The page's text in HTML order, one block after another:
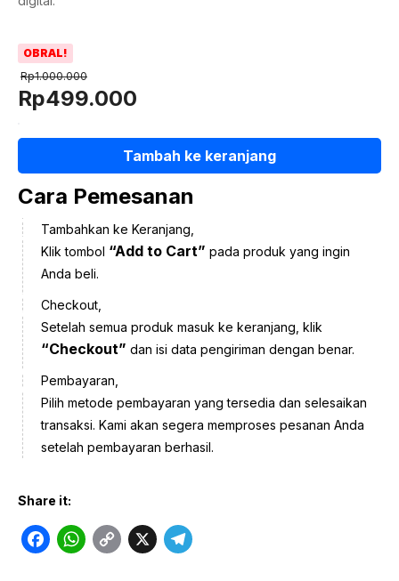
OBRAL!
Rp1.000.000
Harga
adalah:
Rp1.000.000.
Rp499.000
ini
adalah:
Rp499.000.
Kuantitas
Abis
OSN-
K
Matematika
SMA
2022-
2025
Tambah ke keranjang
Cara Pemesanan
Tambahkan ke Keranjang,
Klik tombol “Add to Cart” pada produk yang ingin
Anda beli.
Checkout,
Setelah semua produk masuk ke keranjang, klik
“Checkout” dan isi data pengiriman dengan benar.
Pembayaran,
Pilih metode pembayaran yang tersedia dan selesaikan
transaksi. Kami akan segera memproses pesanan Anda
setelah pembayaran berhasil.
Share it:
F W C X T